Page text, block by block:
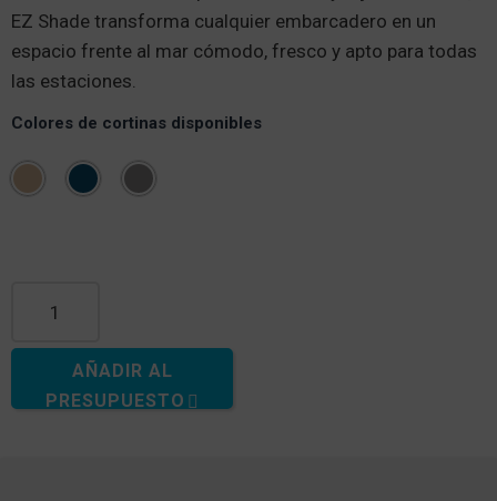
EZ Shade transforma cualquier embarcadero en un
espacio frente al mar cómodo, fresco y apto para todas
las estaciones.
Colores de cortinas disponibles
AÑADIR AL
PRESUPUESTO